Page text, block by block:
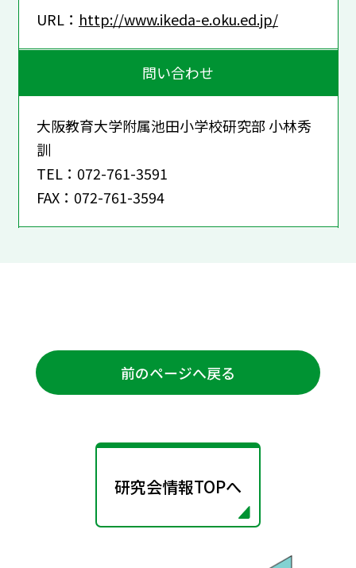
URL： http://www.ikeda-e.oku.ed.jp/
問い合わせ
大阪教育大学附属池田小学校研究部 小林秀
訓
TEL：072-761-3591
FAX：072-761-3594
前のページへ戻る
研究会情報TOPへ